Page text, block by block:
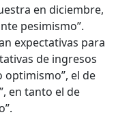
en diciembre,
pesimismo”.
expectativas para
de ingresos
optimismo”, el de
en tanto el de